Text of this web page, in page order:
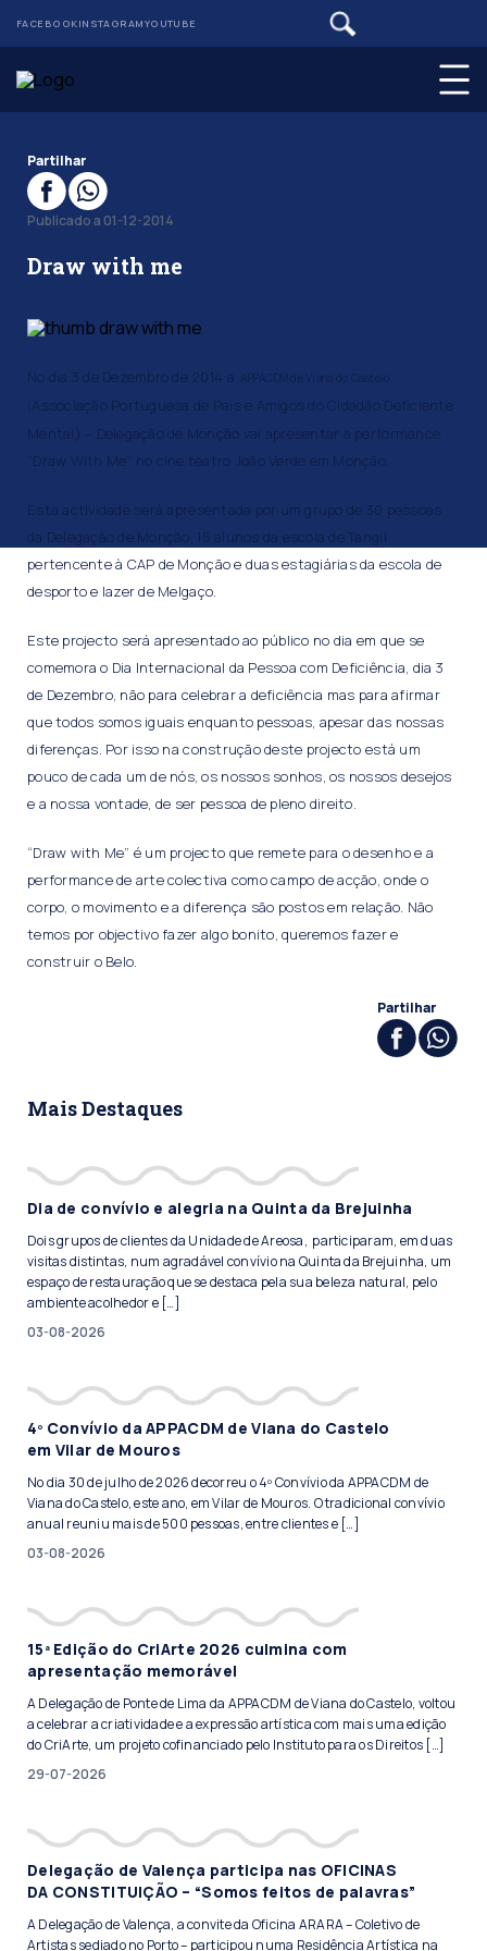
FACEBOOKINSTAGRAMYOUTUBE
Partilhar
Publicado a 01-12-2014
Draw with me
No dia 3 de Dezembro de 2014 a APPACDM de Viana do Castelo
Associação Portuguesa de Pais e Amigos do Cidadão Deficiente
Mental) – Delegação de Monção vai apresentar a performance
“Draw With Me” no cine teatro João Verde em Monção.
Esta actividade será apresentada por um grupo de 30 pessoas
da Delegação de Monção, 15 alunos da escola de Tangil
pertencente à CAP de Monção e duas estagiárias da escola de
desporto e lazer de Melgaço.
Este projecto será apresentado ao público no dia em que se
comemora o Dia Internacional da Pessoa com Deficiência, dia 3
de Dezembro, não para celebrar a deficiência mas para afirmar
que todos somos iguais enquanto pessoas, apesar das nossas
diferenças. Por isso na construção deste projecto está um
pouco de cada um de nós, os nossos sonhos, os nossos desejos
e a nossa vontade, de ser pessoa de pleno direito.
“Draw with Me” é um projecto que remete para o desenho e a
performance de arte colectiva como campo de acção, onde o
corpo, o movimento e a diferença são postos em relação. Não
temos por objectivo fazer algo bonito, queremos fazer e
construir o Belo.
Partilhar
Mais Destaques
Dia de convívio e alegria na Quinta da Brejuinha
Dois grupos de clientes da Unidade de Areosa, participaram, em duas
visitas distintas, num agradável convívio na Quinta da Brejuinha, um
espaço de restauração que se destaca pela sua beleza natural, pelo
ambiente acolhedor e […]
03-08-2026
4º Convívio da APPACDM de Viana do Castelo
em Vilar de Mouros
No dia 30 de julho de 2026 decorreu o 4º Convívio da APPACDM de
Viana do Castelo, este ano, em Vilar de Mouros. O tradicional convívio
anual reuniu mais de 500 pessoas, entre clientes e […]
03-08-2026
15ª Edição do CriArte 2026 culmina com
apresentação memorável
A Delegação de Ponte de Lima da APPACDM de Viana do Castelo, voltou
a celebrar a criatividade e a expressão artística com mais uma edição
do CriArte, um projeto cofinanciado pelo Instituto para os Direitos […]
29-07-2026
Delegação de Valença participa nas OFICINAS
DA CONSTITUIÇÃO – “Somos feitos de palavras”
A Delegação de Valença, a convite da Oficina ARARA – Coletivo de
Artistas sediado no Porto – participou numa Residência Artística na